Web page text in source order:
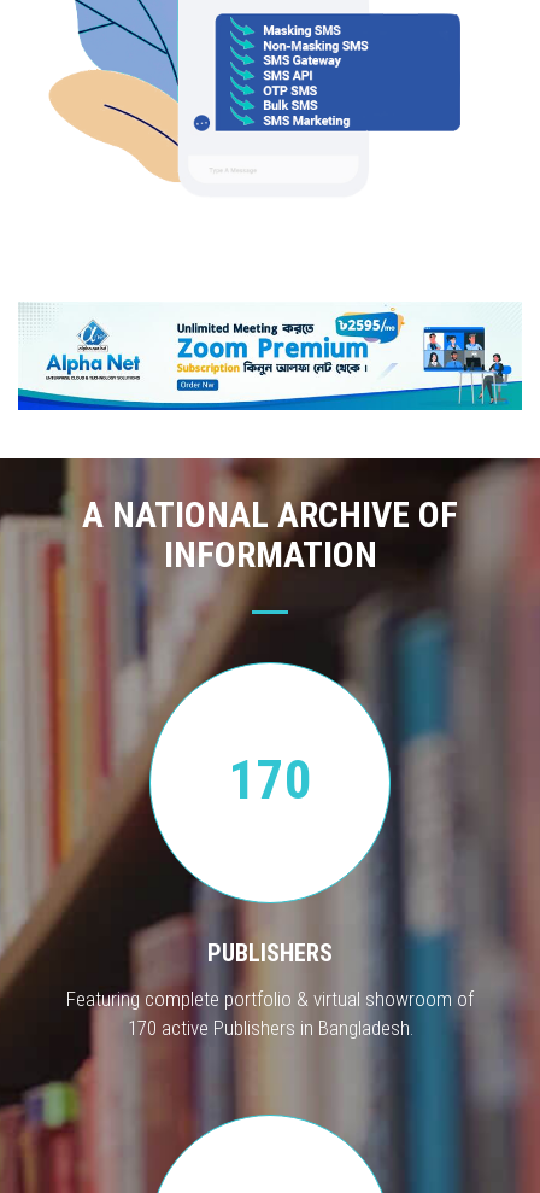
A NATIONAL ARCHIVE OF
INFORMATION
170
PUBLISHERS
Featuring complete portfolio & virtual showroom of
170 active Publishers in Bangladesh.